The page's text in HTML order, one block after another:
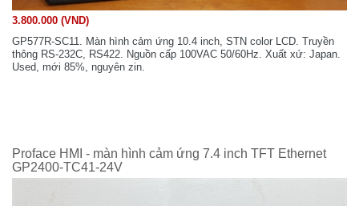
3.800.000 (VND)
GP577R-SC11. Màn hình cảm ứng 10.4 inch, STN color LCD. Truyền
thông RS-232C, RS422. Nguồn cấp 100VAC 50/60Hz. Xuất xứ: Japan.
Used, mới 85%, nguyên zin.
Proface HMI - màn hình cảm ứng 7.4 inch TFT Ethernet
GP2400-TC41-24V